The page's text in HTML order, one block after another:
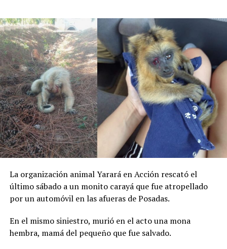
La organización animal Yarará en Acción rescató el
último sábado a un monito carayá que fue atropellado
por un automóvil en las afueras de Posadas.
En el mismo siniestro, murió en el acto una mona
hembra, mamá del pequeño que fue salvado.